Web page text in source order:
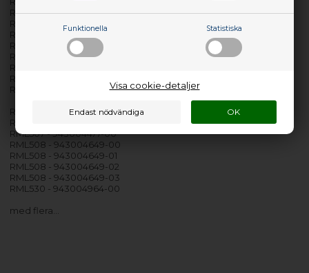
Funktionella Statistiska
Visa cookie-detaljer
RMK515 - 943004090-03
RMK517 - 943004476-00
RMK518 - 943004648-00
RMK528 - 943004753-00
RMK528 - 943004753-01
RMK528 - 943004753-02
RMK528 - 943004753-03
RMK550 - 943004967-00
RML505 - 943004096-01
RML505 - 943004096-02
RML507 - 943004477-00
RML508 - 943004649-00
RML508 - 943004649-01
RML508 - 943004649-02
RML508 - 943004649-03
RML530 - 943004964-00
med flera…